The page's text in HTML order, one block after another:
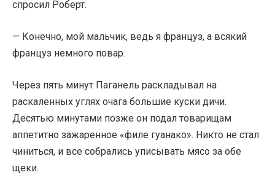
спросил Роберт.
— Конечно, мой мальчик, ведь я француз, а всякий
француз немного повар.
Через пять минут Паганель раскладывал на
раскаленных углях очага большие куски дичи.
Десятью минутами позже он подал товарищам
аппетитно зажаренное «филе гуанако». Никто не стал
чиниться, и все собрались уписывать мясо за обе
щеки.